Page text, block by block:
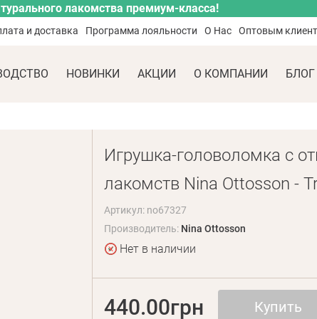
лакомства премиум-класса!
и доставка Программа лояльности О Нас Оптовым
НОВИНКИ АКЦИИ О КОМПАНИИ БЛОГ
Игрушка-головоломка с
лакомств Nina Ottosson -
Артикул: no67327
Производитель: Nina Ottosson
Нет в наличии
440.00грн Купить